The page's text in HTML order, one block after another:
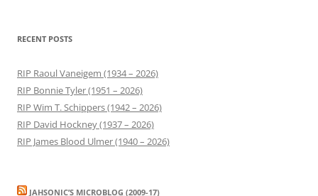
RECENT POSTS
RIP Raoul Vaneigem (1934 – 2026)
RIP Bonnie Tyler (1951 – 2026)
RIP Wim T. Schippers (1942 – 2026)
RIP David Hockney (1937 – 2026)
RIP James Blood Ulmer (1940 – 2026)
JAHSONIC’S MICROBLOG (2009-17)